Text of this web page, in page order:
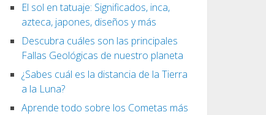
El sol en tatuaje: Significados, inca,
azteca, japones, diseños y más
Descubra cuáles son las principales
Fallas Geológicas de nuestro planeta
¿Sabes cuál es la distancia de la Tierra
a la Luna?
Aprende todo sobre los Cometas más